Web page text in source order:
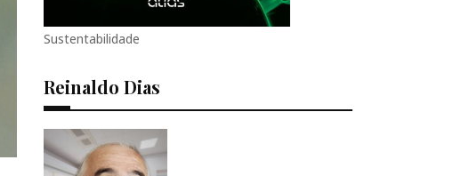
Sustentabilidade
Reinaldo Dias